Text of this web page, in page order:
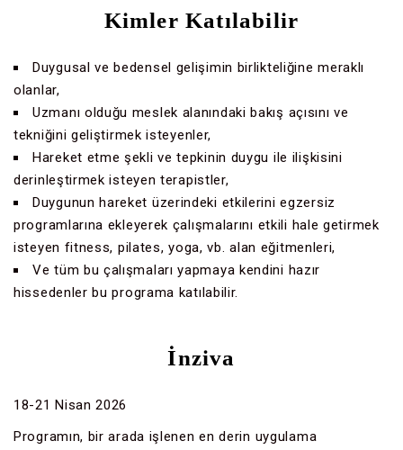
Kimler Katılabilir
Duygusal ve bedensel gelişimin birlikteliğine meraklı
olanlar,
Uzmanı olduğu meslek alanındaki bakış açısını ve
tekniğini geliştirmek isteyenler,
Hareket etme şekli ve tepkinin duygu ile ilişkisini
derinleştirmek isteyen terapistler,
Duygunun hareket üzerindeki etkilerini egzersiz
programlarına ekleyerek çalışmalarını etkili hale getirmek
isteyen fitness, pilates, yoga, vb. alan eğitmenleri,
Ve tüm bu çalışmaları yapmaya kendini hazır
hissedenler bu programa katılabilir.
İnziva
18-21 Nisan 2026
Programın, bir arada işlenen en derin uygulama